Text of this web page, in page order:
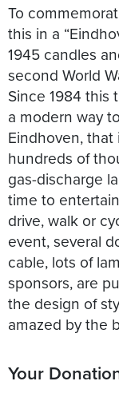
To
this in a
1945 candles
second World
Since 1984 this
a modern way
Eindhoven,
hundreds of
gas-discharge
time to
drive, walk or
event, several
cable, lots of
sponsors, are
the design of
amazed by the
Your